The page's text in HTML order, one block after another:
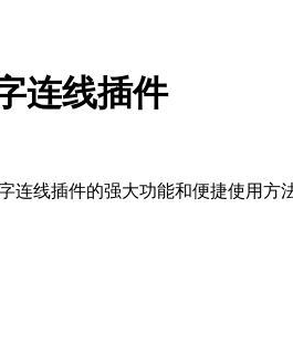
连线插件
连线插件的强大功能和便捷使用方